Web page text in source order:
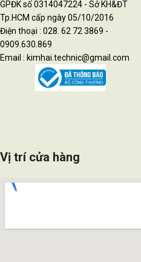
GPĐK số 0314047224 - Sở KH&ĐT
Tp.HCM cấp ngày 05/10/2016
Điện thoại : 028. 62 72 3869 -
0909.630.869
Email : kimhai.technic@gmail.com
Vị trí cửa hàng